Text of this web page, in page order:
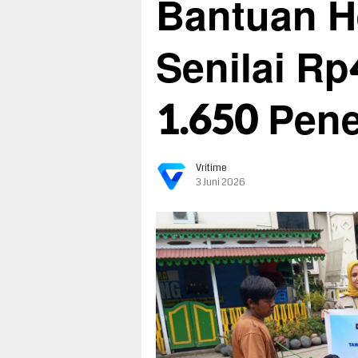
Bantuan
Senilai
1.650
Vritime
3 Juni 2026